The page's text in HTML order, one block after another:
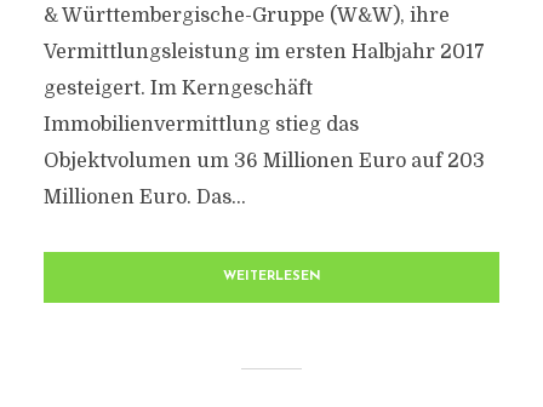
& Württembergische-Gruppe (W&W), ihre
Vermittlungsleistung im ersten Halbjahr 2017
gesteigert. Im Kerngeschäft
Immobilienvermittlung stieg das
Objektvolumen um 36 Millionen Euro auf 203
Millionen Euro. Das...
WEITERLESEN